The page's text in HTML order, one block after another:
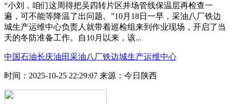
“小刘，咱们这周得把吴四转片区井场管线保温层再检查一
遍，可不能等降温了出问题。”10月18日一早，采油八厂铁边
城生产运维中心负责人就带着巡检组来到作业现场，开启了当
天的冬防准备工作。自10月以来，该...
中国石油长庆油田采油八厂铁边城生产运维中心
时间：2025-10-25 22:29:07 来源：今日陕西